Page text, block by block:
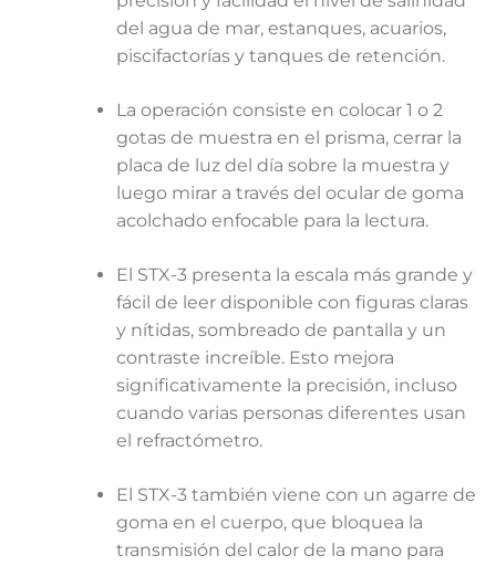
del agua de mar, estanques, acuarios,
piscifactorías y tanques de retención.
La operación consiste en colocar 1 o 2
gotas de muestra en el prisma, cerrar la
placa de luz del día sobre la muestra y
luego mirar a través del ocular de goma
acolchado enfocable para la lectura.
El STX-3 presenta la escala más grande y
fácil de leer disponible con figuras claras
y nítidas, sombreado de pantalla y un
contraste increíble. Esto mejora
significativamente la precisión, incluso
cuando varias personas diferentes usan
el refractómetro.
El STX-3 también viene con un agarre de
goma en el cuerpo, que bloquea la
transmisión del calor de la mano para